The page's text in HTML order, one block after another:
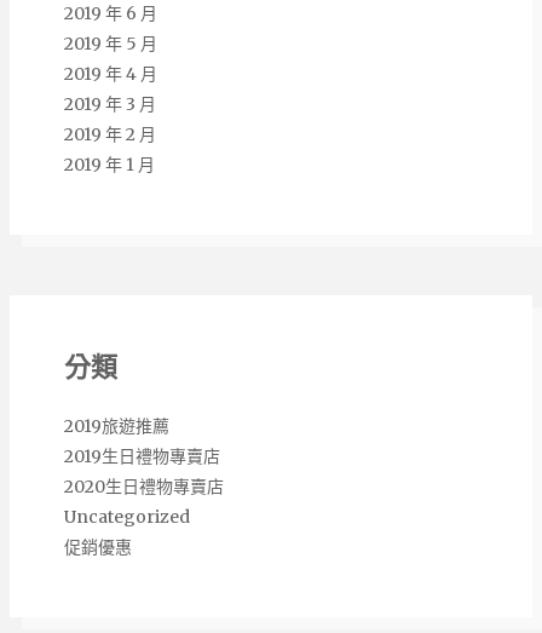
2019 年 6 月
2019 年 5 月
2019 年 4 月
2019 年 3 月
2019 年 2 月
2019 年 1 月
分類
2019旅遊推薦
2019生日禮物專賣店
2020生日禮物專賣店
Uncategorized
促銷優惠